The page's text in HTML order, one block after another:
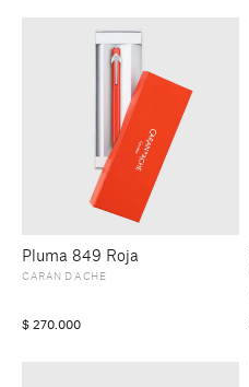
Pluma 849 Roja
CARAN D’ACHE
$ 270.000